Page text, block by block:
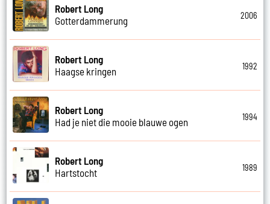
Robert Long
Gotterdammerung
2006
Robert Long
Haagse kringen
1992
Robert Long
Had je niet die mooie blauwe ogen
1994
Robert Long
Hartstocht
1989